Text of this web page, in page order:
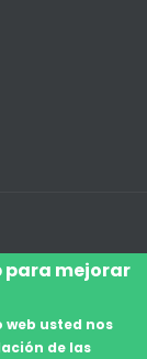
para mejorar
web usted nos
de las